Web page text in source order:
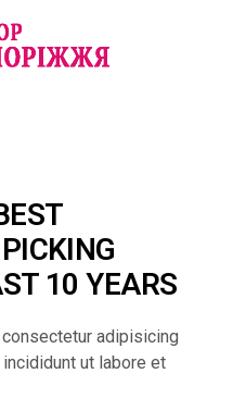
10 YEARS
adipisicing
ut labore et